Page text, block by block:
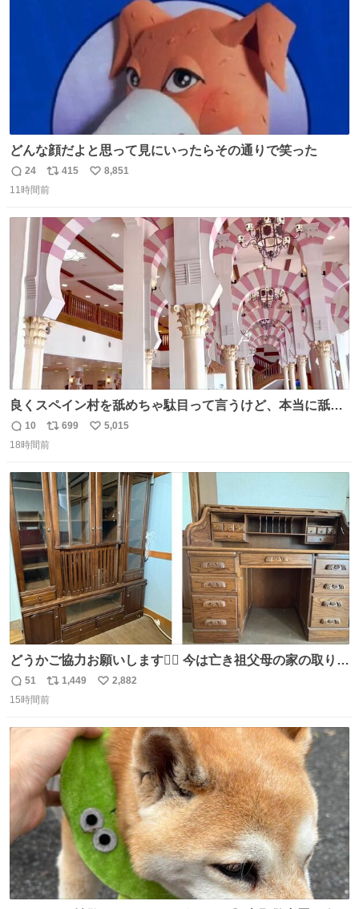
どんな顔だよと思って見にいったらその通りで笑った
返
信
24
リ
ポ
ト
数
415
い
8,851
11時間前
良くスペイン村を舐めちゃ駄目って言うけど、本当に舐め
ちゃ行けないのはスペィン村ホテル🏛🏨 だってロビーから
中庭抜けるだけでこの有様🤩 ディズニーホテル泊まってる
ニャは益々素晴らしい場所になってる
返
信
10
リ
ポ
ト
数
699
い
数
5,015
18時間前
どうかご協力お願いします🙇‍♂️ 今は亡き祖父母の家の取り壊
しが決まり、どうしても処分して欲しくない食器棚と机の
引き取り手を探しております この2つは私の祖母が当初一
さで亡くなりましたが、この家具達をとても大切にしてお
りました 続く↓
返
信
51
リ
ポ
数
1,449
い
数
2,882
15時間前